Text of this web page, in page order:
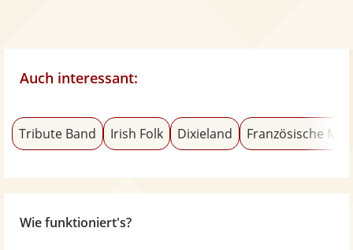
Auch interessant:
Tribute Band Irish Folk Dixieland Französische
Wie funktioniert's?